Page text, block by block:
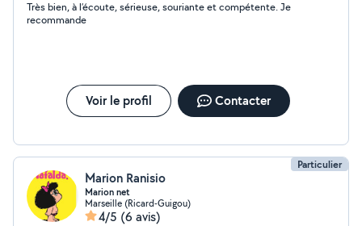
Très bien, à l’écoute, sérieuse, souriante et compétente. Je
recommande
Voir le profil Contacter
Particulier
Marion Ranisio
Marion net
Marseille (Ricard-Guigou)
4/5 (6 avis)